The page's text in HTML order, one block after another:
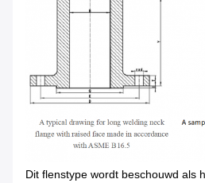
Dit flenstype wordt beschouwd als